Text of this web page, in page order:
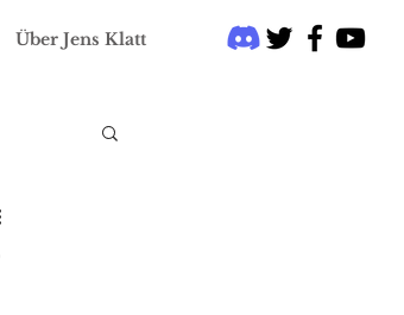
Über Jens Klatt